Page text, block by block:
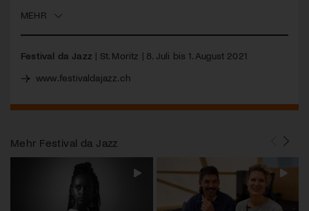
MEHR
Festival da Jazz | St. Moritz | 8. Juli bis 1. August 2021
www.festivaldajazz.ch
Mehr Festival da Jazz